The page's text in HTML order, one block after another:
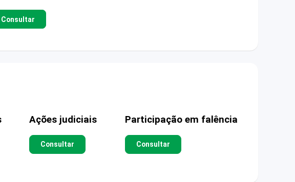
Consultar
Ações judiciais
Consultar
Participação em falência
Consultar